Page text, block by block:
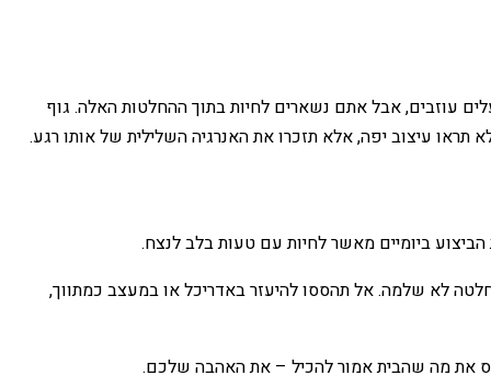
עוזבים, אבל אתם נשארים לחיות בתוך ההחלטות האלה. גוף
עיצוב יפה, אלא תזכרו את האנרגיה השלילית של אותו רגע.
ביומיים מאשר לחיות עם טעות בלב לנצח.
לא שלמה. אל תהססו להיעזר באדריכל או במעצב כמתווך,
את מה שהבית אמור להכיל – את האהבה שלכם.